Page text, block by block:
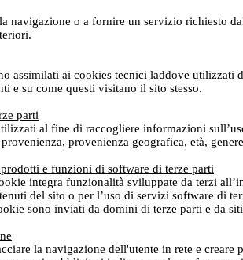
navigazione o a fornire un servizio richiesto
assimilati ai cookies tecnici laddove utilizzati
e su come questi visitano il sito stesso.
parti
al fine di raccogliere informazioni
provenienza geografica, età,
e funzioni di software di terze parti
integra funzionalità sviluppate da terzi
del sito o per l’uso di servizi software di
sono inviati da domini di terze parti e da
la navigazione dell'utente in rete e